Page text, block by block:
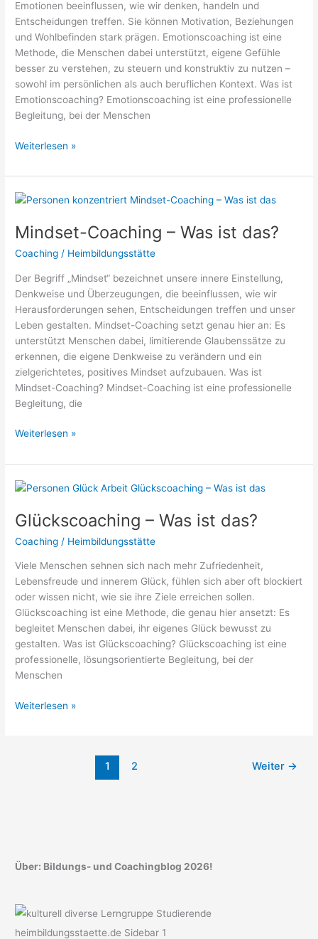
Emotionen beeinflussen, wie wir denken, handeln und
Entscheidungen treffen. Sie können Motivation, Beziehungen
und Wohlbefinden stark prägen. Emotionscoaching ist eine
Methode, die Menschen dabei unterstützt, eigene Gefühle
besser zu verstehen, zu steuern und konstruktiv zu nutzen –
sowohl im persönlichen als auch beruflichen Kontext. Was ist
Emotionscoaching? Emotionscoaching ist eine professionelle
Begleitung, bei der Menschen
Emotionscoaching
Was
ist
das?
Weiterlesen »
Mindset-Coaching – Was ist das?
Coaching / Heimbildungsstätte
Der Begriff „Mindset“ bezeichnet unsere innere Einstellung,
Denkweise und Überzeugungen, die beeinflussen, wie wir
Herausforderungen sehen, Entscheidungen treffen und unser
Leben gestalten. Mindset-Coaching setzt genau hier an: Es
unterstützt Menschen dabei, limitierende Glaubenssätze zu
erkennen, die eigene Denkweise zu verändern und ein
zielgerichtetes, positives Mindset aufzubauen. Was ist
Mindset-Coaching? Mindset-Coaching ist eine professionelle
Begleitung, die
Mindset-
–
Was
ist
das?
Weiterlesen »
Glückscoaching – Was ist das?
Coaching / Heimbildungsstätte
Viele Menschen sehnen sich nach mehr Zufriedenheit,
Lebensfreude und innerem Glück, fühlen sich aber oft blockiert
oder wissen nicht, wie sie ihre Ziele erreichen sollen.
Glückscoaching ist eine Methode, die genau hier ansetzt: Es
begleitet Menschen dabei, ihr eigenes Glück bewusst zu
gestalten. Was ist Glückscoaching? Glückscoaching ist eine
professionelle, lösungsorientierte Begleitung, bei der
Menschen
Glückscoaching
Weiterlesen »
1 2 Weiter →
Über: Bildungs- und Coachingblog 2026!